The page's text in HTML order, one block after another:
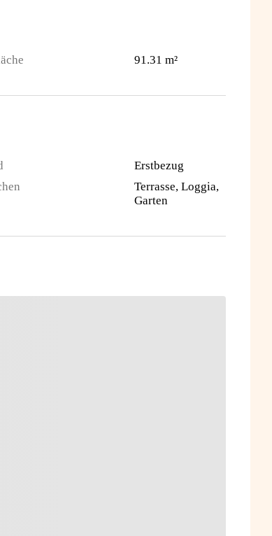
91.31 m²
Erstbezug
Terrasse, Loggia,
Garten